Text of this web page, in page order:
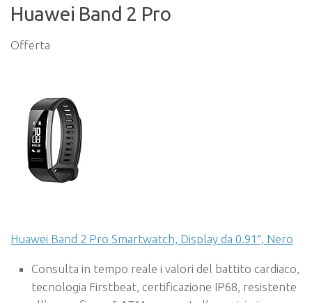
Huawei Band 2 Pro
Offerta
Huawei Band 2 Pro Smartwatch, Display da 0.91″, Nero
Consulta in tempo reale i valori del battito cardiaco,
tecnologia Firstbeat, certificazione IP68, resistente